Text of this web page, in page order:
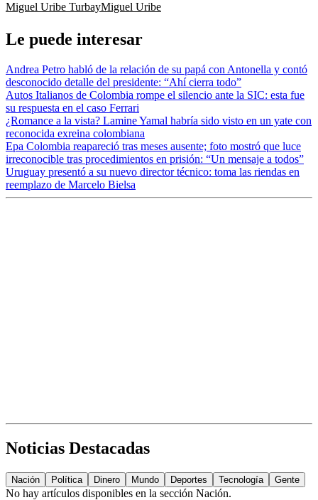
Miguel Uribe TurbayMiguel Uribe
Le puede interesar
Andrea Petro habló de la relación de su papá con Antonella y contó
desconocido detalle del presidente: “Ahí cierra todo”
Autos Italianos de Colombia rompe el silencio ante la SIC: esta fue
su respuesta en el caso Ferrari
¿Romance a la vista? Lamine Yamal habría sido visto en un yate con
reconocida exreina colombiana
Epa Colombia reapareció tras meses ausente; foto mostró que luce
irreconocible tras procedimientos en prisión: “Un mensaje a todos”
Uruguay presentó a su nuevo director técnico: toma las riendas en
reemplazo de Marcelo Bielsa
Noticias Destacadas
Nación Política Dinero Mundo Deportes Tecnología Gente
No hay artículos disponibles en la sección Nación.